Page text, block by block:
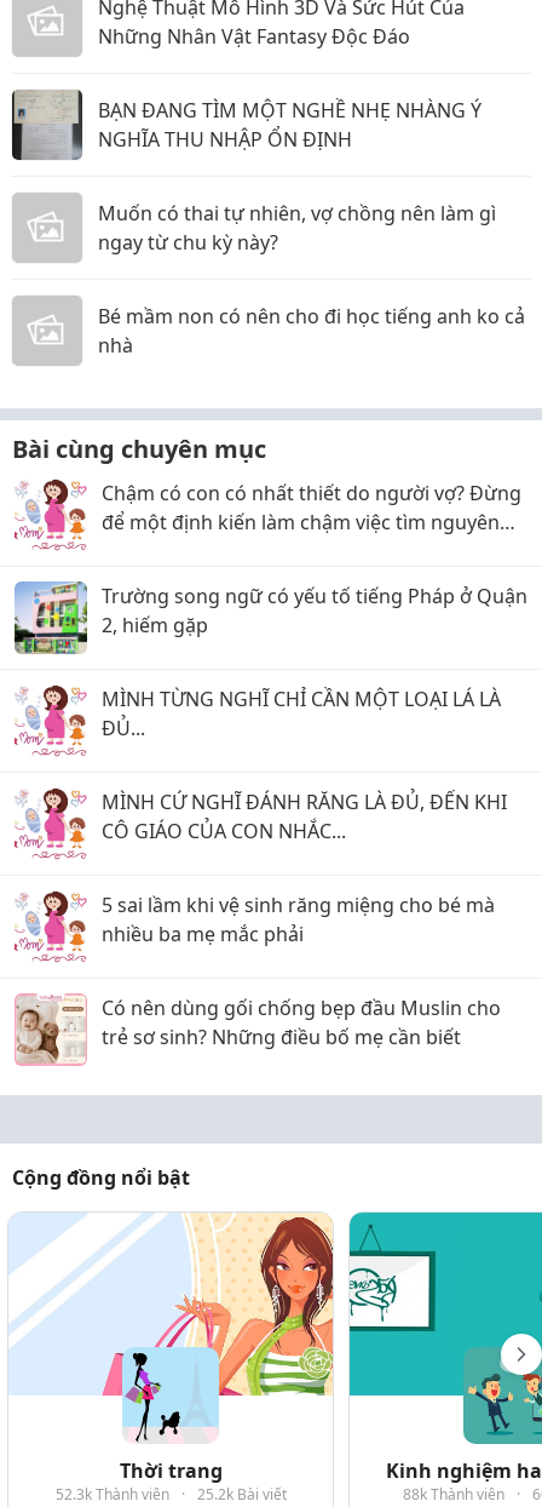
Nghệ Thuật Mô Hình 3D Và Sức Hút Của
Những Nhân Vật Fantasy Độc Đáo
BẠN ĐANG TÌM MỘT NGHỀ NHẸ NHÀNG Ý
NGHĨA THU NHẬP ỔN ĐỊNH
Muốn có thai tự nhiên, vợ chồng nên làm gì
ngay từ chu kỳ này?
Bé mầm non có nên cho đi học tiếng anh ko cả
nhà
Bài cùng chuyên mục
Chậm có con có nhất thiết do người vợ? Đừng
để một định kiến làm chậm việc tìm nguyên
Trường song ngữ có yếu tố tiếng Pháp ở Quận
2, hiếm gặp
MÌNH TỪNG NGHĨ CHỈ CẦN MỘT LOẠI LÁ LÀ
ĐỦ...
MÌNH CỨ NGHĨ ĐÁNH RĂNG LÀ ĐỦ, ĐẾN KHI
CÔ GIÁO CỦA CON NHẮC...
5 sai lầm khi vệ sinh răng miệng cho bé mà
nhiều ba mẹ mắc phải
Có nên dùng gối chống bẹp đầu Muslin cho
trẻ sơ sinh? Những điều bố mẹ cần biết
Cộng đồng nổi bật
Thời trang
52.3k Thành viên · 25.2k Bài viết
Kinh nghiệm
88k Thành viên ·